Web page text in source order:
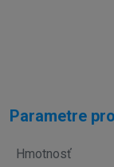
Parametre
Hmotnosť